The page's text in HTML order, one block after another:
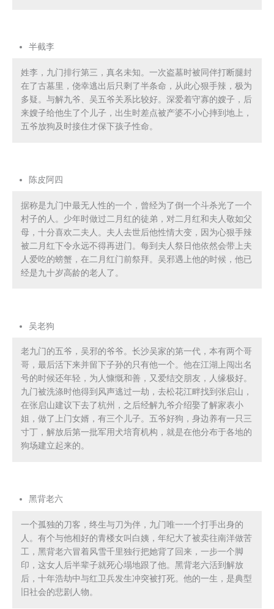
半截李
姓李，九门排行第三，真名未知。一次盗墓时被同伴打断腿封
在了古墓里，侥幸逃出后只剩了半条命，从此心狠手辣，极为
多疑。与解九爷、吴五爷关系比较好。深爱着守寡的嫂子，后
来嫂子给他生了个儿子，出生时差点被产婆不小心摔到地上，
五爷放狗及时接住才保下孩子性命。
陈皮阿四
据称是九门中最无人性的一个，曾经为了倒一个斗杀光了一个
村子的人。少年时做过二月红的徒弟，对二月红和夫人敬如父
母，十分喜欢二夫人。夫人去世后他性情大变，因为心狠手辣
被二月红下令永远不得再进门。每到夫人祭日他依然会带上夫
人爱吃的螃蟹，在二月红门前祭拜。吴邪遇上他的时候，他已
经是九十岁高龄的老人了。
吴老狗
老九门的五爷，吴邪的爷爷。长沙吴家的第一代，本有两个哥
哥，最后活下来并留下子孙的只有他一个。他在江湖上闯出名
号的时候还年轻，为人慷慨和善，又爱结交朋友，人缘极好。
九门被洗涤时他得到风声逃过一劫，去松花江畔找到张启山，
在张启山建议下去了杭州，之后经解九爷介绍娶了解家表小
姐，做了上门女婿，有三个儿子。五爷好狗，身边养有一只三
寸丁，解放后第一批军用犬培育机构，就是在他分布于各地的
狗场建立起来的。
黑背老六
一个孤独的刀客，终生与刀为伴，九门唯一一个打手出身的
人。有个与他相好的青楼女叫白姨，年纪大了被卖往南洋做苦
工，黑背老六冒着风雪千里独行把她背了回来，一步一个脚
印，这女人后半辈子就死心塌地跟了他。黑背老六活到解放
后，十年浩劫中与红卫兵发生冲突被打死。他的一生，是典型
旧社会的悲剧人物。